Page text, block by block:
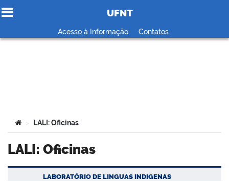
Ir para o conteúdo
UFNT
Acesso à Informação Contatos
Você está aqui:
> LALI: Oficinas
LALI: Oficinas
LABORATÓRIO DE LINGUAS INDIGENAS